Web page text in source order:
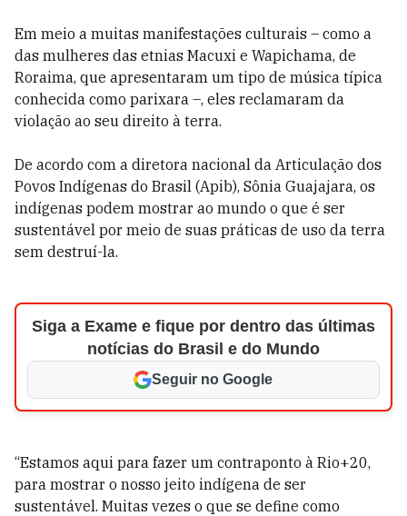
Em meio a muitas manifestações culturais – como a
das mulheres das etnias Macuxi e Wapichama, de
Roraima, que apresentaram um tipo de música típica
conhecida como parixara –, eles reclamaram da
violação ao seu direito à terra.
De acordo com a diretora nacional da Articulação dos
Povos Indígenas do Brasil (Apib), Sônia Guajajara, os
indígenas podem mostrar ao mundo o que é ser
sustentável por meio de suas práticas de uso da terra
sem destruí-la.
Siga a Exame e fique por dentro das últimas
notícias do Brasil e do Mundo
Seguir no Google
“Estamos aqui para fazer um contraponto à Rio+20,
para mostrar o nosso jeito indígena de ser
sustentável. Muitas vezes o que se define como